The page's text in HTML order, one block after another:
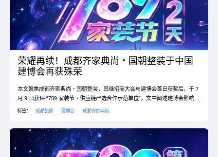
荣耀再续！成都齐家典尚・国朝整装于中国
建博会再获殊荣
本文聚焦成都齐家典尚・国朝整装，其继招商大会与建博会首日获奖后，于 7
月 9 日获评 “789 家装节・供应链严选合作示范单位”。文中阐述建博会影响
力、好材料重要性，以及品牌材料严选举措，并展望后续建博会活动，有望为
标签： 成都装修 建博会 成都齐家典尚